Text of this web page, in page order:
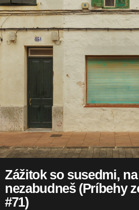
Zážitok so susedmi,
nezabudneš (Príbehy
#71)